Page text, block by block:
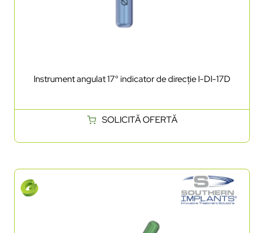
Instrument angulat 17° indicator de direcție I-DI-17D
SOLICITĂ OFERTĂ